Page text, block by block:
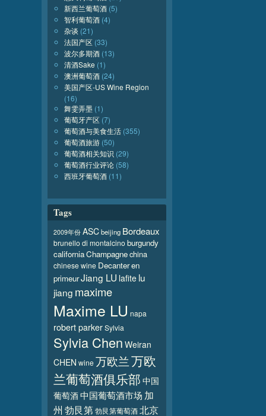
新西兰葡萄酒 (5)
智利葡萄酒 (4)
杂谈 (21)
法国产区 (33)
波尔多期酒 (13)
清酒Sake (1)
澳洲葡萄酒 (24)
美国产区-US Wine Region
(16)
舞雯弄墨 (1)
葡萄牙产区 (7)
葡萄酒与美食生活 (355)
葡萄酒旅游 (50)
葡萄酒相关知识 (29)
葡萄酒行业评论 (58)
西班牙葡萄酒 (11)
Tags
2009年份 ASCbeijing Bordeaux
brunello di montalcinoburgundy
californiaChampagnechina
chinese wine Decanteren
primeurJiang LU lafite lu
jiang maxime
Maxime LU napa
robert parkerSylvia
Sylvia Chen Weiran
CHEN wine万欧兰万欧
兰葡萄酒俱乐部中国
葡萄酒中国葡萄酒市场 加
州 勃艮第勃艮第葡萄酒北京